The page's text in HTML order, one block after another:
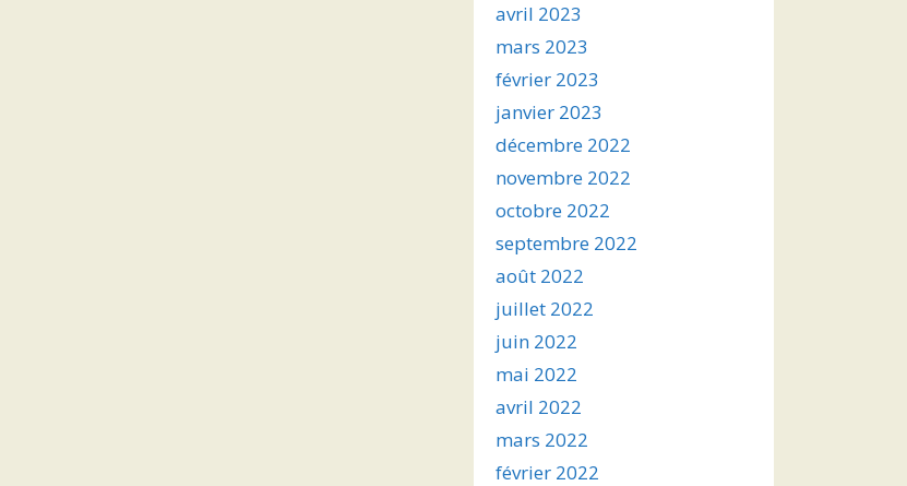
avril 2023
mars 2023
février 2023
janvier 2023
décembre 2022
novembre 2022
octobre 2022
septembre 2022
août 2022
juillet 2022
juin 2022
mai 2022
avril 2022
mars 2022
février 2022